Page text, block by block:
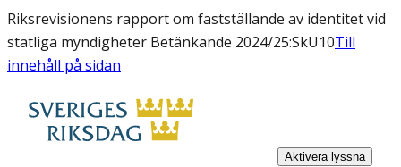
Riksrevisionens rapport om fastställande av identitet vid
statliga myndigheter Betänkande 2024/25:SkU10Till
innehåll på sidan
Aktivera lyssna